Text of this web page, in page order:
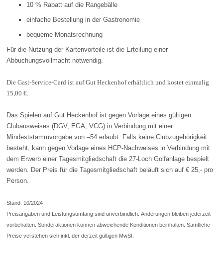
10 % Rabatt auf die Rangebälle
einfache Bestellung in der Gastronomie
bequeme Monatsrechnung
Für die Nutzung der Kartenvorteile ist die Erteilung einer
Abbuchungsvollmacht notwendig.
Die Gast-Service-Card ist auf Gut Heckenhof erhältlich und kostet einmalig
15,00 €.
Das Spielen auf Gut Heckenhof ist gegen Vorlage eines gültigen
Clubausweises (DGV, EGA, VCG) in Verbindung mit einer
Mindeststammvorgabe von –54 erlaubt. Falls keine Clubzugehörigkeit
besteht, kann gegen Vorlage eines HCP-Nachweises in Verbindung mit
dem Erwerb einer Tagesmitgliedschaft die 27-Loch Golfanlage bespielt
werden. Der Preis für die Tagesmitgliedschaft beläuft sich auf € 25,- pro
Person.
Stand: 10/2024
Preisangaben und Leistungsumfang sind unverbindlich. Änderungen bleiben jederzeit
vorbehalten. Sonderaktionen können abweichende Konditionen beinhalten. Sämtliche
Preise verstehen sich inkl. der derzeit gültigen MwSt.